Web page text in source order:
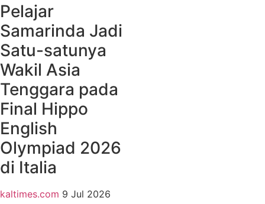
Pelajar
Samarinda Jadi
Satu-satunya
Wakil Asia
Tenggara pada
Final Hippo
English
Olympiad 2026
di Italia
kaltimes.com 9 Jul 2026